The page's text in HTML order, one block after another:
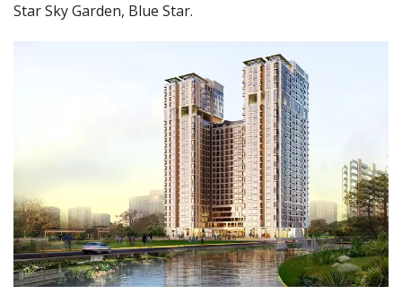
Star Sky Garden, Blue Star.